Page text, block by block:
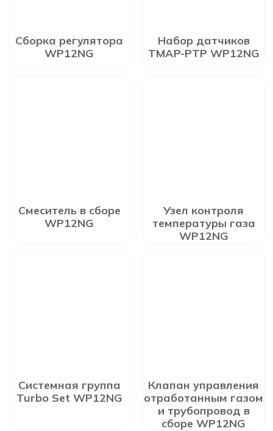
Сборка регулятора
WP12NG
Набор датчиков
TMAP-PTP WP12NG
Смеситель в сборе
WP12NG
Узел контроля
температуры газа
WP12NG
Системная группа
Turbo Set WP12NG
Клапан управления
отработанным газом
и трубопровод в
сборе WP12NG